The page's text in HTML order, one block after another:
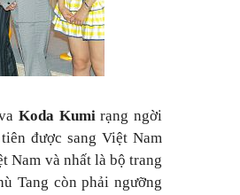
Koda Kumirạng ngời
được sang Việt Nam
Nam và nhất là bộ trang
Tang còn phải ngưỡng